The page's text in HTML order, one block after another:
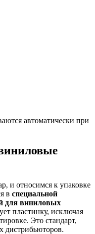
автоматически при
и относимся к упаковке
в специальной
для виниловых
пластинку, исключая
Это стандарт,
дистрибьюторов.